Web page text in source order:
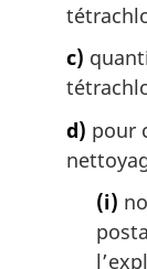
c)
d) pour
(i)